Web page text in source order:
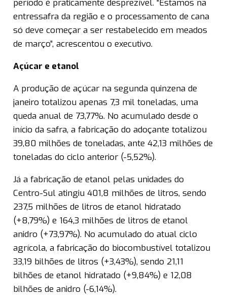
período é praticamente desprezível. “Estamos na
entressafra da região e o processamento de cana
só deve começar a ser restabelecido em meados
de março”, acrescentou o executivo.
Açúcar e etanol
A produção de açúcar na segunda quinzena de
janeiro totalizou apenas 7,3 mil toneladas, uma
queda anual de 73,77%. No acumulado desde o
início da safra, a fabricação do adoçante totalizou
39,80 milhões de toneladas, ante 42,13 milhões de
toneladas do ciclo anterior (-5,52%).
Já a fabricação de etanol pelas unidades do
Centro-Sul atingiu 401,8 milhões de litros, sendo
237,5 milhões de litros de etanol hidratado
(+8,79%) e 164,3 milhões de litros de etanol
anidro (+73,97%). No acumulado do atual ciclo
agrícola, a fabricação do biocombustível totalizou
33,19 bilhões de litros (+3,43%), sendo 21,11
bilhões de etanol hidratado (+9,84%) e 12,08
bilhões de anidro (-6,14%).